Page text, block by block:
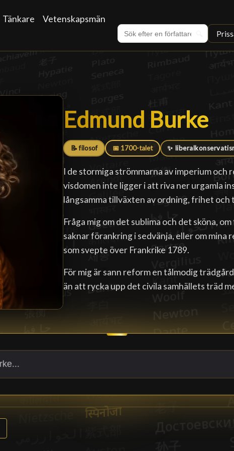
Tänkare Vetenskapsmän
Edmund Burke
Edmund Burke
📝 filosof 📅 1700-talet ✨
I de stormiga strömmarna av imperium
visdomen inte ligger i att riva ner urgamla
långsamma tillväxten av ordning, frihet och
Fråga mig om det sublima och det sköna,
saknar förankring i sedvänja, eller om
som svepte över Frankrike 1789.
För mig är sann reform en tålmodig
än att rycka upp det civila samhällets träd